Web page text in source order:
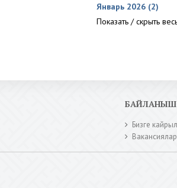
Январь 2026 (2)
Показать / скрыть
БАЙЛАНЫШ
Бизге
Вакансиялар